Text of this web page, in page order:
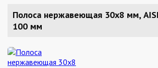
Полоса нержавеющая 30х8 мм,
100 мм